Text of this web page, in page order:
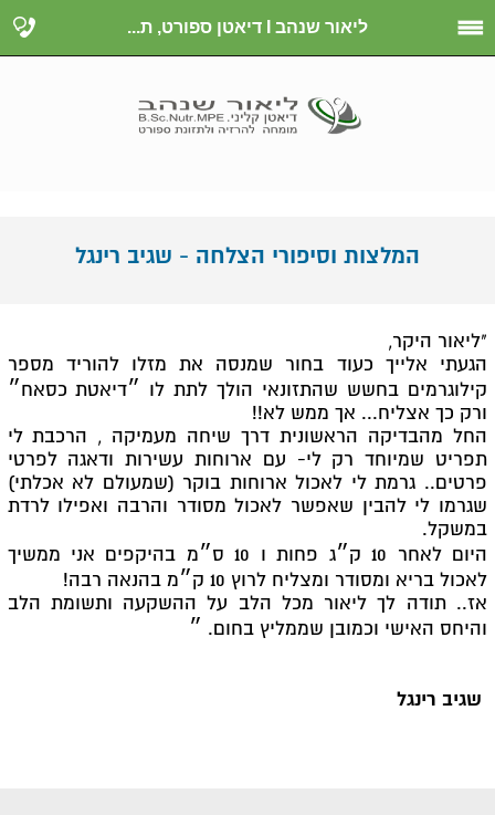
ליאור שנהב I דיאטן ספורט, ת...
"ליאור היקר,
הגעתי אלייך כעוד בחור שמנסה את מזלו להוריד מספר
קילוגרמים בחשש שהתזונאי הולך לתת לו ״דיאטת כסאח״
ורק כך אצליח... אך ממש לא!!
החל מהבדיקה הראשונית דרך שיחה מעמיקה , הרכבת לי
תפריט שמיוחד רק לי- עם ארוחות עשירות ודאגה לפרטי
פרטים.. גרמת לי לאכול ארוחות בוקר (שמעולם לא אכלתי)
שגרמו לי להבין שאפשר לאכול מסודר והרבה ואפילו לרדת
במשקל.
היום לאחר 10 ק״ג פחות ו 10 ס״מ בהיקפים אני ממשיך
לאכול בריא ומסודר ומצליח לרוץ 10 ק״מ בהנאה רבה!
אז.. תודה לך ליאור מכל הלב על ההשקעה ותשומת הלב
והיחס האישי וכמובן שממליץ בחום. ״
שגיב רינגל
המלצות וסיפורי הצלחה - שגיב רינגל